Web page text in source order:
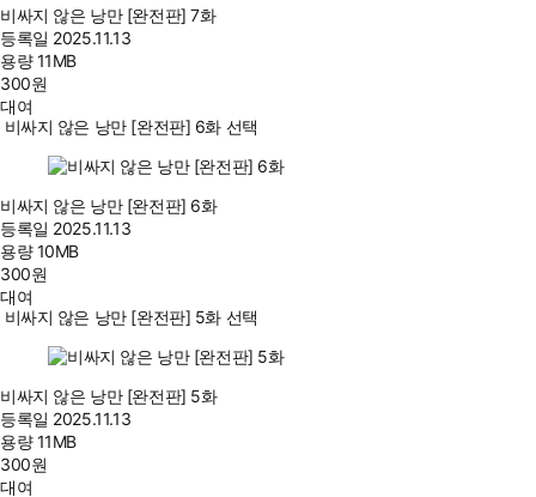
비싸지 않은 낭만 [완전판] 7화
등록일 2025.11.13
용량11MB
300원
대여
비싸지 않은 낭만 [완전판] 6화 선택
비싸지 않은 낭만 [완전판] 6화
등록일 2025.11.13
용량10MB
300원
대여
비싸지 않은 낭만 [완전판] 5화 선택
비싸지 않은 낭만 [완전판] 5화
등록일 2025.11.13
용량11MB
300원
대여